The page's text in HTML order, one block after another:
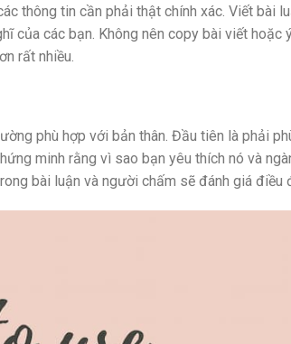
thông tin cần phải thật chính xác. Viết bài
của các bạn. Không nên copy bài viết hoặc
rất nhiều.
phù hợp với bản thân. Đầu tiên là phải
minh rằng vì sao bạn yêu thích nó và
bài luận và người chấm sẽ đánh giá điều